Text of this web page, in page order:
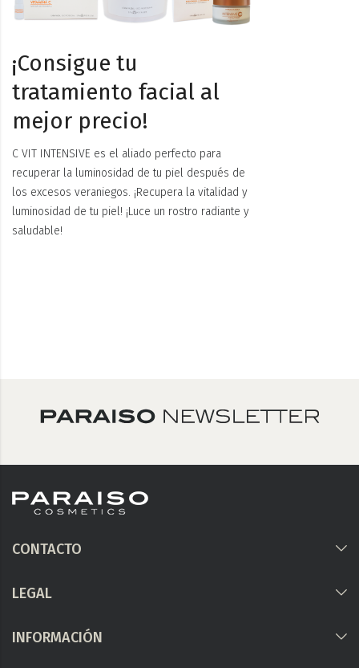
¡Consigue tu
tratamiento facial al
mejor precio!
C VIT INTENSIVE es el aliado perfecto para
recuperar la luminosidad de tu piel después de
los excesos veraniegos. ¡Recupera la vitalidad y
luminosidad de tu piel! ¡Luce un rostro radiante y
saludable!
CONTACTO
LEGAL
INFORMACIÓN